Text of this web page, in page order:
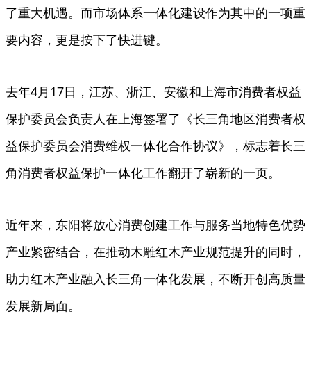
了重大机遇。而市场体系一体化建设作为其中的一项重
要内容，更是按下了快进键。
去年4月17日，江苏、浙江、安徽和上海市消费者权益
保护委员会负责人在上海签署了《长三角地区消费者权
益保护委员会消费维权一体化合作协议》，标志着长三
角消费者权益保护一体化工作翻开了崭新的一页。
近年来，东阳将放心消费创建工作与服务当地特色优势
产业紧密结合，在推动木雕红木产业规范提升的同时，
助力红木产业融入长三角一体化发展，不断开创高质量
发展新局面。